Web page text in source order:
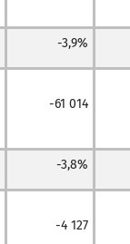
-3,9%
-61 014
-3,8%
-4 127